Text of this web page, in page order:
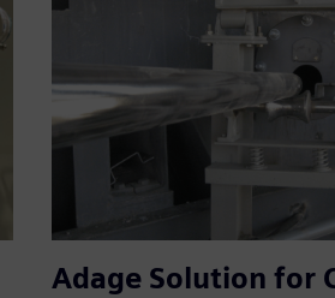
Adage Solution for